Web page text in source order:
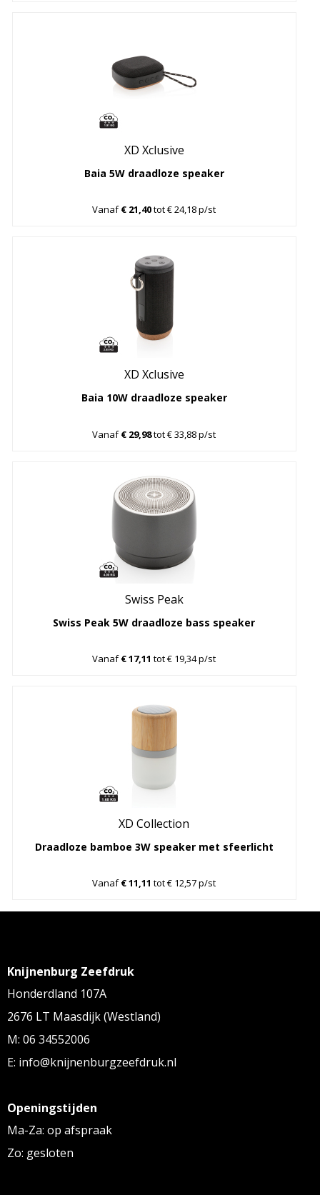
XD Xclusive
Baia 5W draadloze speaker
Vanaf€ 21,40tot € 24,18 p/st
XD Xclusive
Baia 10W draadloze speaker
Vanaf€ 29,98tot € 33,88 p/st
Swiss Peak
Swiss Peak 5W draadloze bass speaker
Vanaf€ 17,11 tot € 19,34 p/st
XD Collection
Draadloze bamboe 3W speaker met sfeerlicht
Vanaf€ 11,11 tot € 12,57 p/st
Knijnenburg Zeefdruk
Honderdland 107A
2676 LT Maasdijk (Westland)
M: 06 34552006
E: info@knijnenburgzeefdruk.nl
Openingstijden
Ma-Za: op afspraak
Zo: gesloten